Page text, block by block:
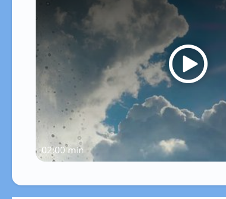
02:00 min